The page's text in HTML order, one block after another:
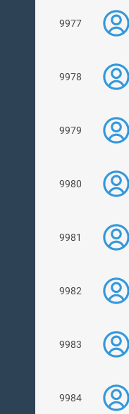
9977
9978
9979
9980
9981
9982
9983
9984